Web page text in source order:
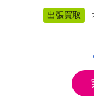
出張買取